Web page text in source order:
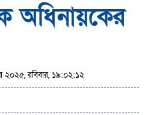
অধিনায়কের
২০২৫, রবিবার, ১৯:০২:১২